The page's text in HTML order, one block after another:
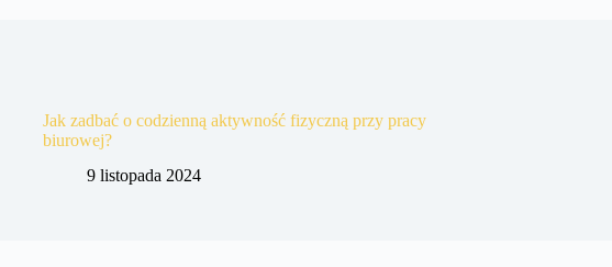
Jak zadbać o codzienną aktywność fizyczną przy pracy
biurowej?
9 listopada 2024